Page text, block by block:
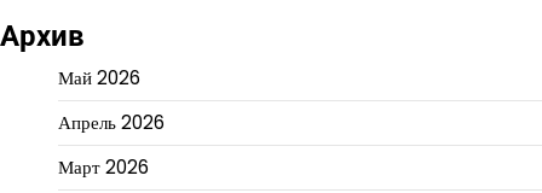
Архив
Май 2026
Апрель 2026
Март 2026